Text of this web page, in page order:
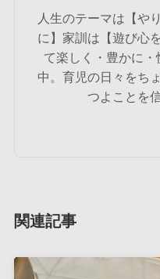
人生のテーマは【や
に】家訓は【遊び心
て楽しく・豊かに
中。育児の日々をち
つよことを
関連記事